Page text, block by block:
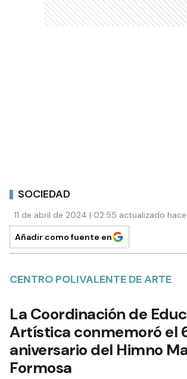
SOCIEDAD
11 de abril de 2024 | 02:55 actualizado
Añadir como fuente en
CENTRO POLIVALENTE DE ARTE
La Coordinación de
Artística conmemoró el
aniversario del Himno
Formosa